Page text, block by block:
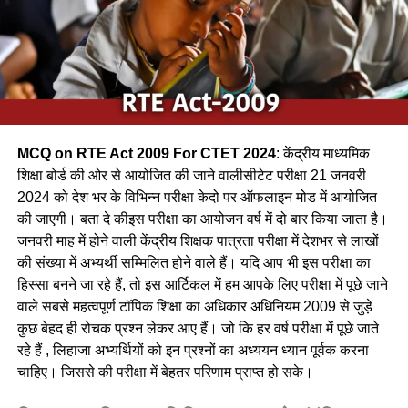
(c) कौआ /Crow
(d) फाखता /
Ans-c
Q.2 निम्नलिखित में से कौन-सा पक्षी कैक्टस पोधे के कॉटों के बीच अपना
घोंसला बनाता है ?
(a) फाख्ता
(b) शकरखोरा
(c) बया
(d) कलचिडी
Ans-b
MCQ on RTE Act 2009 For CTET 2024: केंद्रीय माध्यमिक
शिक्षा बोर्ड की ओर से आयोजित की जाने वालीसीटेट परीक्षा 21 जनवरी
2024 को देश भर के विभिन्न परीक्षा केदो पर ऑफलाइन मोड में आयोजित
की जाएगी। बता दे कीइस परीक्षा का आयोजन वर्ष में दो बार किया जाता है।
जनवरी माह में होने वाली केंद्रीय शिक्षक पात्रता परीक्षा में देशभर से लाखों
की संख्या में अभ्यर्थी सम्मिलित होने वाले हैं। यदि आप भी इस परीक्षा का
हिस्सा बनने जा रहे हैं, तो इस आर्टिकल में हम आपके लिए परीक्षा में पूछे जाने
वाले सबसे महत्वपूर्ण टॉपिक शिक्षा का अधिकार अधिनियम 2009 से जुड़े
कुछ बेहद ही रोचक प्रश्न लेकर आए हैं। जो कि हर वर्ष परीक्षा में पूछे जाते
रहे हैं , लिहाजा अभ्यर्थियों को इन प्रश्नों का अध्ययन ध्यान पूर्वक करना
चाहिए। जिससे की परीक्षा में बेहतर परिणाम प्राप्त हो सके।